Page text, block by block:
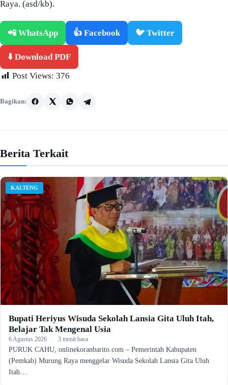
Raya. (asd/kb).
📲 WhatsApp 👍 Facebook 🐦 Twitter
⬇️ Download PDF
Post Views: 376
Bagikan:
Berita Terkait
KALTENG
Bupati Heriyus Wisuda Sekolah Lansia Gita Uluh Itah,
Belajar Tak Mengenal Usia
6 Agustus 2026 · 3 menit baca
PURUK CAHU, onlinekoranbarito.com – Pemerintah Kabupaten
(Pemkab) Murung Raya menggelar Wisuda Sekolah Lansia Gita Uluh
Itah…